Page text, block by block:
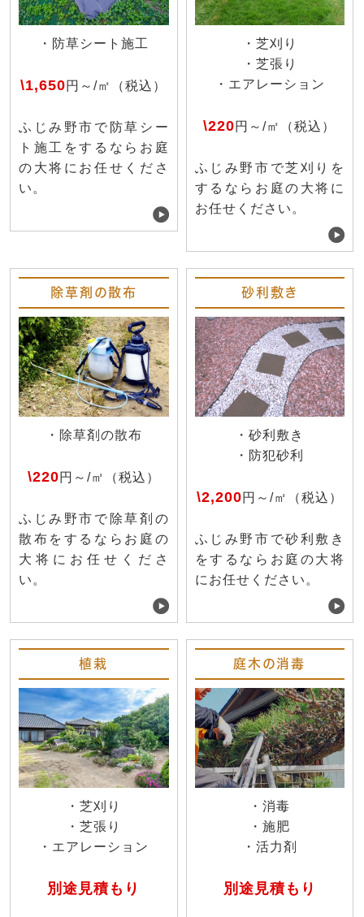
・防草シート施工
\1,650円～/㎡（税込）
ふじみ野市で防草シー
ト施工をするならお庭
の大将にお任せくださ
い。
・芝刈り
・芝張り
・エアレーション
\220円～/㎡（税込）
ふじみ野市で芝刈りを
するならお庭の大将に
お任せください。
除草剤の散布
・除草剤の散布
\220円～/㎡（税込）
ふじみ野市で除草剤の
散布をするならお庭の
大将にお任せくださ
い。
砂利敷き
・砂利敷き
・防犯砂利
\2,200円～/㎡（税込）
ふじみ野市で砂利敷き
をするならお庭の大将
にお任せください。
植栽
・芝刈り
・芝張り
・エアレーション
別途見積もり
庭木の消毒
・消毒
・施肥
・活力剤
別途見積もり